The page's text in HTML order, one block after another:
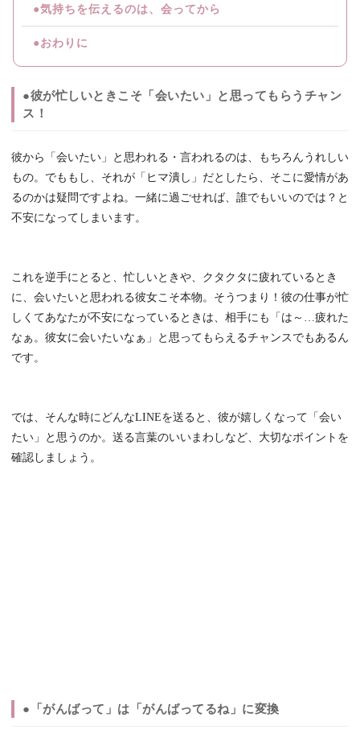
●気持ちを伝えるのは、会ってから
●おわりに
●彼が忙しいときこそ「会いたい」と思ってもらうチャン
ス！
彼から「会いたい」と思われる・言われるのは、もちろんうれしい
もの。でももし、それが「ヒマ潰し」だとしたら、そこに愛情があ
るのかは疑問ですよね。一緒に過ごせれば、誰でもいいのでは？と
不安になってしまいます。
これを逆手にとると、忙しいときや、クタクタに疲れているとき
に、会いたいと思われる彼女こそ本物。そうつまり！彼の仕事が忙
しくてあなたが不安になっているときは、相手にも「は～…疲れた
なぁ。彼女に会いたいなぁ」と思ってもらえるチャンスでもあるん
です。
では、そんな時にどんなLINEを送ると、彼が嬉しくなって「会い
たい」と思うのか。送る言葉のいいまわしなど、大切なポイントを
確認しましょう。
●「がんばって」は「がんばってるね」に変換